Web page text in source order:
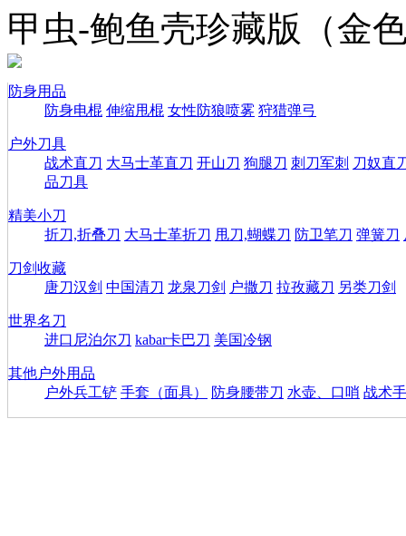
甲虫-鲍鱼壳珍藏版（金
防身用品
防身电棍 伸缩甩棍 女性防狼喷雾 狩猎弹弓
户外刀具
战术直刀 大马士革直刀 开山刀 狗腿刀 刺刀军刺 刀奴直
品刀具
精美小刀
折刀,折叠刀 大马士革折刀 甩刀,蝴蝶刀 防卫笔刀 弹簧刀
刀剑收藏
唐刀汉剑 中国清刀 龙泉刀剑 户撒刀 拉孜藏刀 另类刀剑
世界名刀
进口尼泊尔刀 kabar卡巴刀 美国冷钢
其他户外用品
户外兵工铲 手套（面具） 防身腰带刀 水壶、口哨 战术